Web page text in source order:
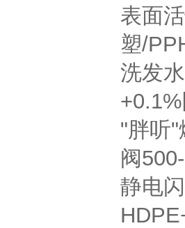
表面
塑/
洗发
"胖听"
阀
静电